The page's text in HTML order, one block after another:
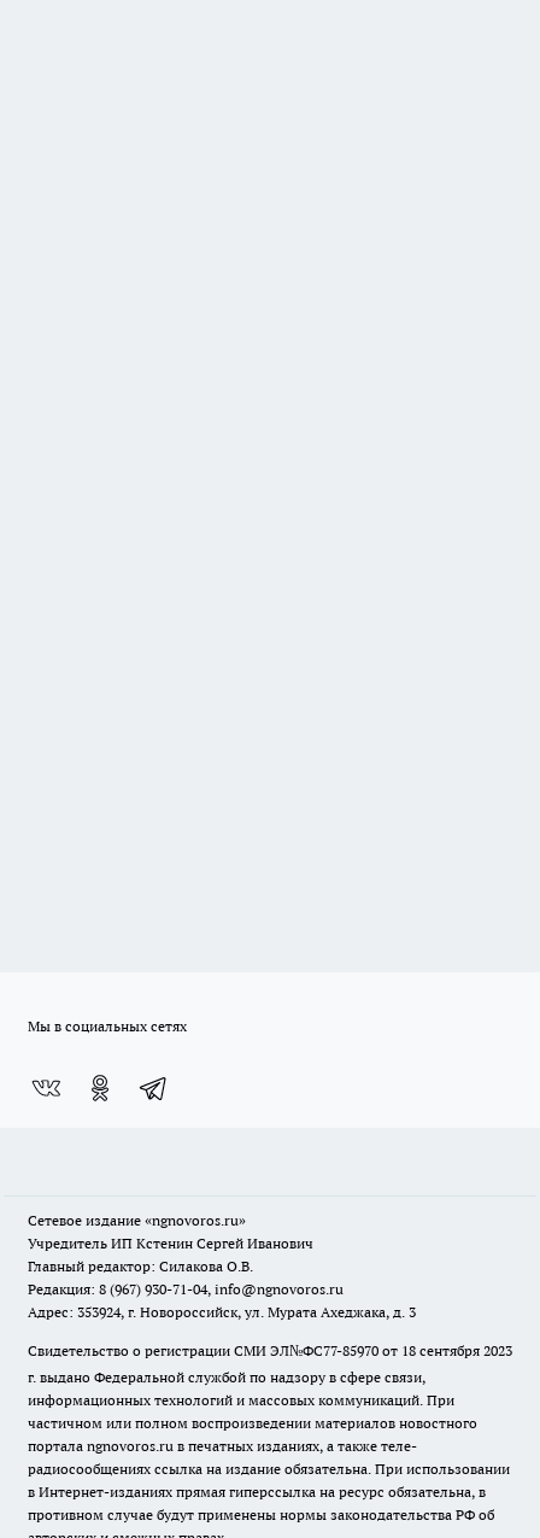
Мы в социальных сетях
Сетевое издание «ngnovoros.ru»
Учредитель ИП Кстенин Сергей Иванович
Главный редактор: Силакова О.В.
Редакция: 8 (967) 930-71-04, info@ngnovoros.ru
Адрес: 353924, г. Новороссийск, ул. Мурата Ахеджака, д. 3
Свидетельство о регистрации СМИ ЭЛ№ФС77-85970 от 18 сентября 2023
г. выдано Федеральной службой по надзору в сфере связи,
информационных технологий и массовых коммуникаций. При
частичном или полном воспроизведении материалов новостного
портала ngnovoros.ru в печатных изданиях, а также теле-
радиосообщениях ссылка на издание обязательна. При использовании
в Интернет-изданиях прямая гиперссылка на ресурс обязательна, в
противном случае будут применены нормы законодательства РФ об